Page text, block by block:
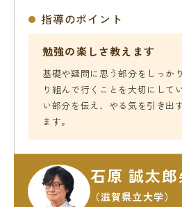
指導のポイント
勉強の楽しさ教えます
基礎や疑問に思う部分をしっか
り組んで行くことを大切にして
い部分を伝え、やる気を引き出
ます。
石原 誠太郎
（滋賀県立大学）